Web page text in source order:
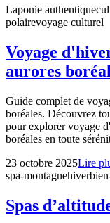
Laponie authentique
polairevoyage culturel
Voyage
aurores
Guide complet de
boréales. Découvrez
pour explorer voyage
boréales en toute
23 octobre 2025Lire
spa-montagnehiver
Spas